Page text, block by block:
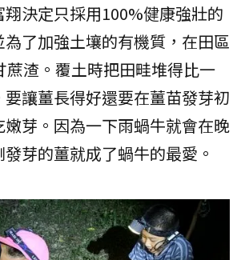
決定只採用100%健康強壯的
了加強土壤的有機質，在田區
蔗渣。覆土時把田畦堆得比一
讓薑長得好還要在薑苗發芽初
芽。因為一下雨蝸牛就會在晚
芽的薑就成了蝸牛的最愛。